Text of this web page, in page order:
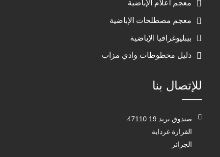
معجم أعلام الإباضية
معجم مصطلحات الإباضية
بيبليوغرافيا الإباضية
دليل مخطوطات وادي مزاب
للإتصال بنا
صندوق بريد 19 47110
القرارة غرداية
الجزائر